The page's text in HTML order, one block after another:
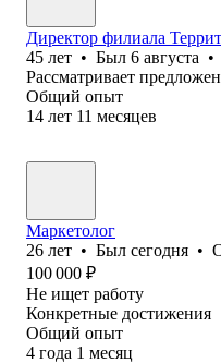
Директор филиала
45 лет • Был 6 августа •
Рассматривает
Общий опыт
14 лет 11 месяцев
Маркетолог
26 лет • Был сегодня •
100 000 ₽
Не ищет работу
Конкретные достижения
Общий опыт
4 года 1 месяц